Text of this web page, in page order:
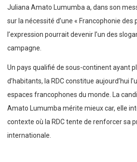
Juliana Amato Lumumba a, dans son
sur la nécessité d’une « Francophonie des
l’expression pourrait devenir l’un des
campagne.
Un pays qualifié de sous-continent ayant
d’habitants, la RDC constitue aujourd’hui
espaces francophones du monde. La
Amato Lumumba mérite mieux car, elle
contexte où la RDC tente de renforcer sa
internationale.